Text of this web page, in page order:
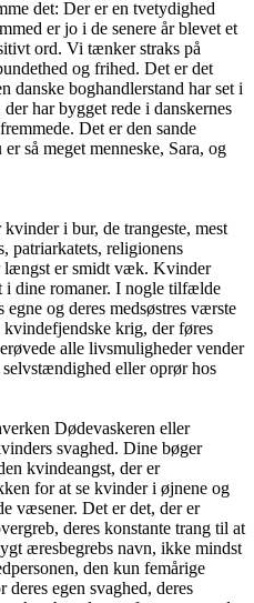
det: Der er en tvetydighed
er jo i de senere år blevet et
ord. Vi tænker straks på
og frihed. Det er det
danske boghandlerstand har set i
har bygget rede i danskernes
Det er den sande
så meget menneske, Sara, og
i bur, de trangeste, mest
patriarkatets, religionens
længst er smidt væk. Kvinder
dine romaner. I nogle tilfælde
og deres medsøstres værste
krig, der føres
alle livsmuligheder vender
eller oprør hos
Dødevaskeren eller
svaghed. Dine bøger
kvindeangst, der er
for at se kvinder i øjnene og
væsener. Det er det, der er
deres konstante trang til at
æresbegrebs navn, ikke mindst
den kun femårige
egen svaghed, deres